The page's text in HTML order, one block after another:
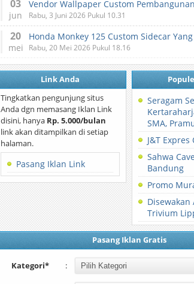
03
jun
Vendor Wallpaper Custom
Rabu, 3 Juni 2026 Pukul 10.31
20
mei
Honda Monkey 125 Custom Sidecar
Rabu, 20 Mei 2026 Pukul 18.16
Link Anda
Tingkatkan pengunjung situs
Anda dgn memasang Iklan Link
disini, hanya Rp. 5.000/bulan
link akan ditampilkan di setiap
halaman.
Pasang Iklan Link
Seragam
SMA,
J&T Expres
Sahwa
Bandung
Promo
Trivium
Pasang Iklan Gratis
Kategori* :